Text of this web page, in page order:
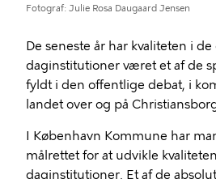
Fotograf Julie Rosa Daugaard Jensen
De seneste år har kvaliteten i de
daginstitutioner været et af de
fyldt i den offentlige debat, i
landet over og på
I København Kommune har
målrettet for at udvikle
daginstitutioner. Et af de